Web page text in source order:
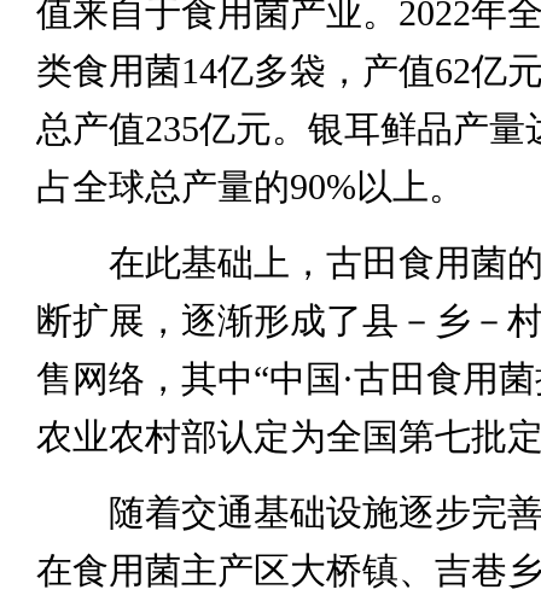
值来自于食用菌产业。2022年
类食用菌14亿多袋，产值62亿
总产值235亿元。银耳鲜品产量
占全球总产量的90%以上。
在此基础上，古田食用菌的
断扩展，逐渐形成了县－乡－
售网络，其中“中国·古田食用
农业农村部认定为全国第七批
随着交通基础设施逐步完善
在食用菌主产区大桥镇、吉巷